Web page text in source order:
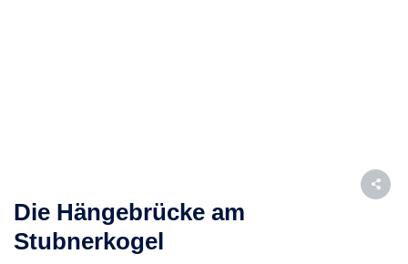
Die Hängebrücke am
Stubnerkogel